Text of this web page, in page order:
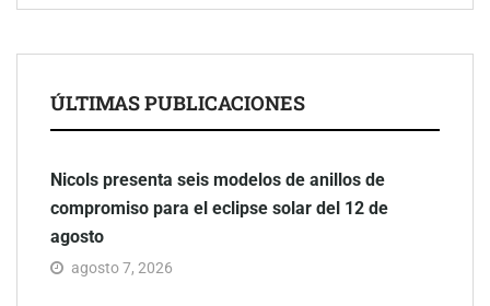
ÚLTIMAS PUBLICACIONES
Nicols presenta seis modelos de anillos de
compromiso para el eclipse solar del 12 de
agosto
agosto 7, 2026